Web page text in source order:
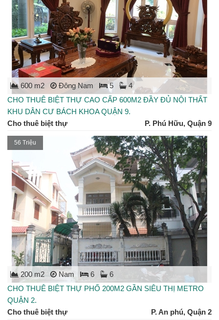
600 m2 Đông Nam 5 4
CHO THUÊ BIỆT THỰ CAO CẤP 600M2 ĐẦY ĐỦ NỘI THẤT
KHU DÂN CƯ BÁCH KHOA QUẬN 9.
Cho thuê biệt thự
P. Phú Hữu, Quận 9
200 m2 Nam 6 6
56 Triệu
CHO THUÊ BIỆT THỰ PHỐ 200M2 GẦN SIÊU THỊ METRO
QUẬN 2.
Cho thuê biệt thự
P. An phú, Quận 2